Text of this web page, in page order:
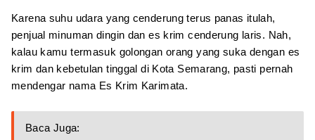
Karena suhu udara yang cenderung terus panas itulah,
penjual minuman dingin dan es krim cenderung laris. Nah,
kalau kamu termasuk golongan orang yang suka dengan es
krim dan kebetulan tinggal di Kota Semarang, pasti pernah
mendengar nama Es Krim Karimata.
Baca Juga: